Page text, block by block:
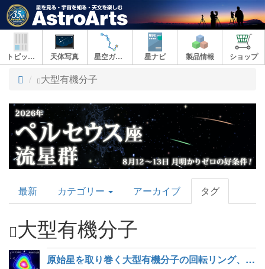
トピックス 天体写真 星空ガイド 星ナビ 製品情報 ショップ
ト
プ
大型有機分子
AstroArts
Topics
最新 カテゴリー アーカイブ タグ
大型有機分子
原始星を取り巻く大型有機分子の回転リング、化学組成に多様性